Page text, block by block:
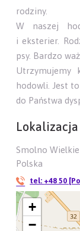
rodziny.
W naszej
i eksterier.
psy. Bardzo
Utrzymujemy
hodowli. Jest
do Państwa
Smolno Wielkie
Polska
tel: +48 50
+
−